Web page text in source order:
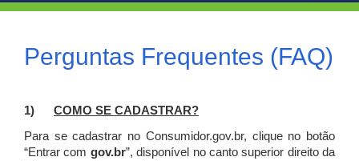
Perguntas Frequentes (FAQ)
1) COMO SE CADASTRAR?
Para se cadastrar no Consumidor.gov.br, clique no botão
“Entrar com gov.br”, disponível no canto superior direito da